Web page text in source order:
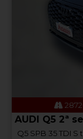
AUDI Q5 2ª
Q5 SPB 35 TDI